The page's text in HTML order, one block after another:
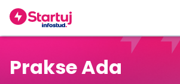
Prakse Ada